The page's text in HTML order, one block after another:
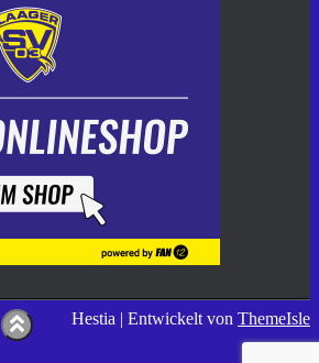
Hestia | Entwickelt von ThemeIsle